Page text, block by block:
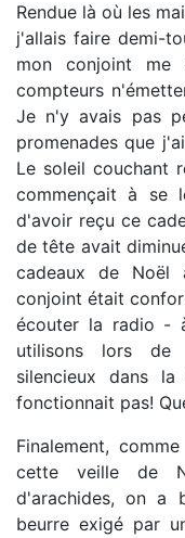
Rendue là où les
j'allais faire demi-
mon conjoint
compteurs
Je n'y avais pas
promenades que
Le soleil couchant
commençait à se
d'avoir reçu ce
de tête avait
cadeaux de Noël
conjoint était
écouter la radio -
utilisons lors de
silencieux dans
fonctionnait pas!
Finalement,
cette veille de
d'arachides, on
beurre exigé par